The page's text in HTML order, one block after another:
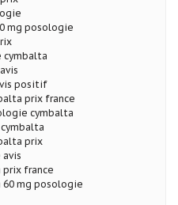
mg posologie
positif
prix france
cymbalta
prix
france
mg posologie